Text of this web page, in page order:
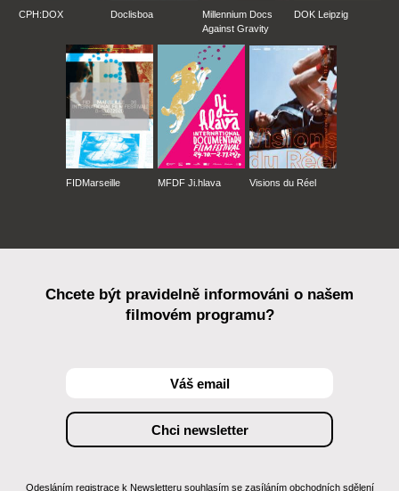
CPH:DOX Doclisboa
Millennium Docs
Against Gravity
DOK Leipzig
FIDMarseille MFDF Ji.hlava Visions du Réel
Chcete být pravidelně informováni o našem
filmovém programu?
Odesláním registrace k Newsletteru souhlasím se zasíláním obchodních sdělení